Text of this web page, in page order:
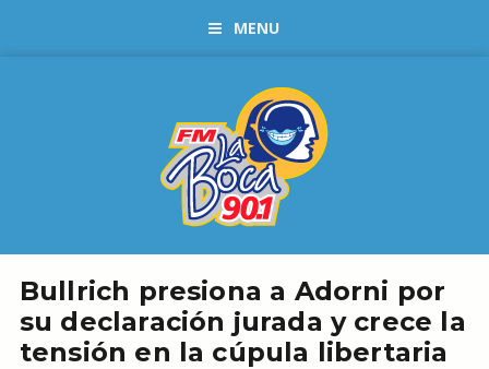
MENU
Bullrich presiona a Adorni por
su declaración jurada y crece la
tensión en la cúpula libertaria